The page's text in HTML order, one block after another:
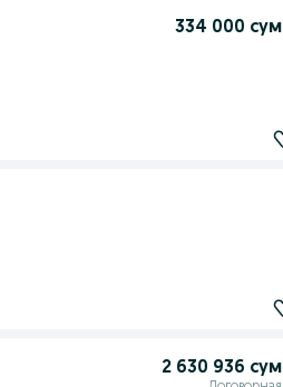
334 000 сум
2 630 936 сум